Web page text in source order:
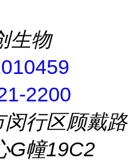
生物
2200
行区顾戴路
G幢19C2